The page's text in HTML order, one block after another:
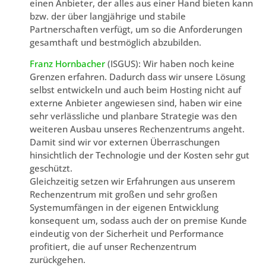
einen Anbieter, der alles aus einer Hand bieten kann
bzw. der über langjährige und stabile
Partnerschaften verfügt, um so die Anforderungen
gesamthaft und bestmöglich abzubilden.
Franz Hornbacher (ISGUS): Wir haben noch keine
Grenzen erfahren. Dadurch dass wir unsere Lösung
selbst entwickeln und auch beim Hosting nicht auf
externe Anbieter angewiesen sind, haben wir eine
sehr verlässliche und planbare Strategie was den
weiteren Ausbau unseres Rechenzentrums angeht.
Damit sind wir vor externen Überraschungen
hinsichtlich der Technologie und der Kosten sehr gut
geschützt.
Gleichzeitig setzen wir Erfahrungen aus unserem
Rechenzentrum mit großen und sehr großen
Systemumfängen in der eigenen Entwicklung
konsequent um, sodass auch der on premise Kunde
eindeutig von der Sicherheit und Performance
profitiert, die auf unser Rechenzentrum
zurückgehen.